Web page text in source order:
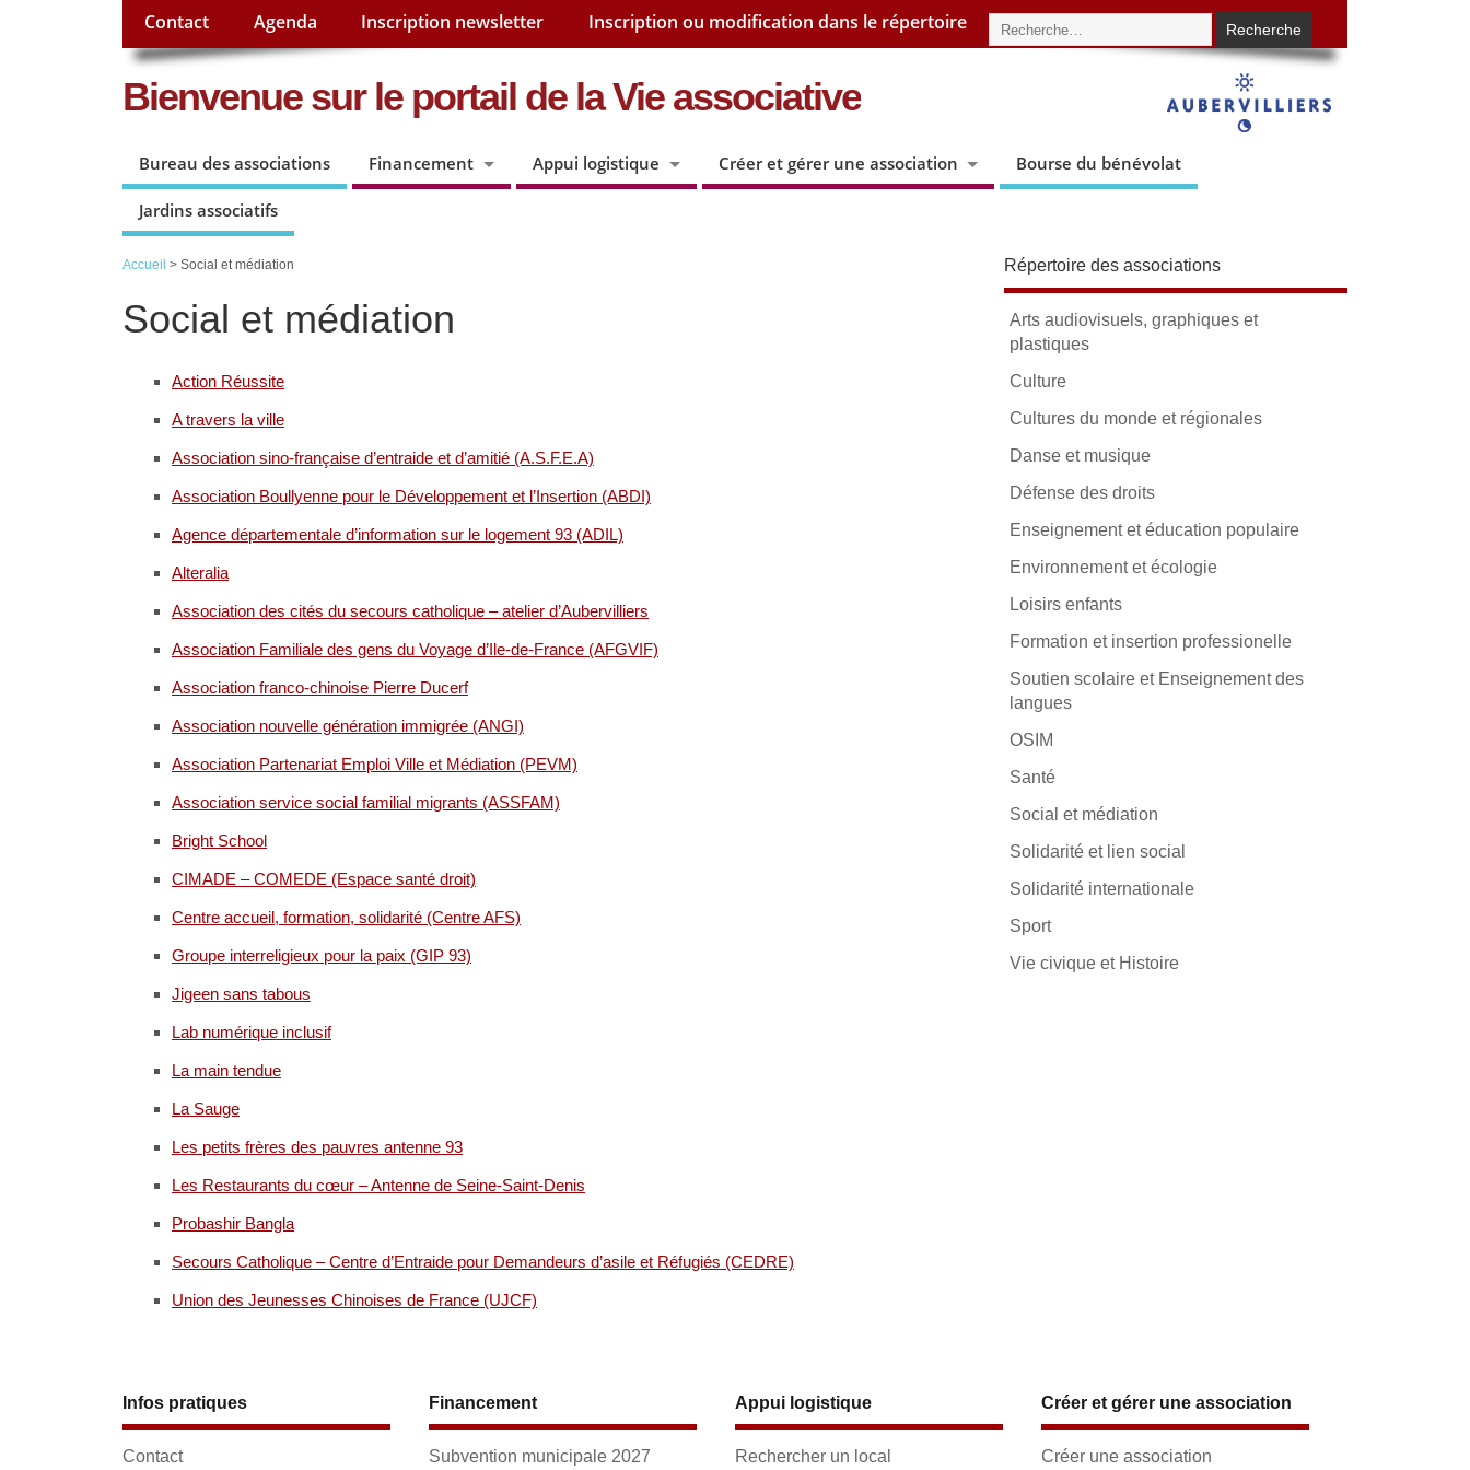
Contact Agenda Inscription newsletter Inscription ou modification dans le répertoire
Bienvenue sur le portail de la Vie associative
Bureau des associations Financement Appui logistique Créer et gérer une association Bourse du bénévolat
Jardins associatifs
Accueil > Social et médiation
Social et médiation
Action Réussite
A travers la ville
Association sino-française d’entraide et d’amitié (A.S.F.E.A)
Association Boullyenne pour le Développement et l’Insertion (ABDI)
Agence départementale d’information sur le logement 93 (ADIL)
Alteralia
Association des cités du secours catholique – atelier d’Aubervilliers
Association Familiale des gens du Voyage d’Ile-de-France (AFGVIF)
Association franco-chinoise Pierre Ducerf
Association nouvelle génération immigrée (ANGI)
Association Partenariat Emploi Ville et Médiation (PEVM)
Association service social familial migrants (ASSFAM)
Bright School
CIMADE – COMEDE (Espace santé droit)
Centre accueil, formation, solidarité (Centre AFS)
Groupe interreligieux pour la paix (GIP 93)
Jigeen sans tabous
Lab numérique inclusif
La main tendue
La Sauge
Les petits frères des pauvres antenne 93
Les Restaurants du cœur – Antenne de Seine-Saint-Denis
Probashir Bangla
Secours Catholique – Centre d’Entraide pour Demandeurs d’asile et Réfugiés (CEDRE)
Union des Jeunesses Chinoises de France (UJCF)
Répertoire des associations
Arts audiovisuels, graphiques et
plastiques
Culture
Cultures du monde et régionales
Danse et musique
Défense des droits
Enseignement et éducation populaire
Environnement et écologie
Loisirs enfants
Formation et insertion professionelle
Soutien scolaire et Enseignement des
langues
OSIM
Santé
Social et médiation
Solidarité et lien social
Solidarité internationale
Sport
Vie civique et Histoire
Infos pratiques
Contact
Financement
Subvention municipale 2027
Appui logistique
Rechercher un local
Créer et gérer une association
Créer une association